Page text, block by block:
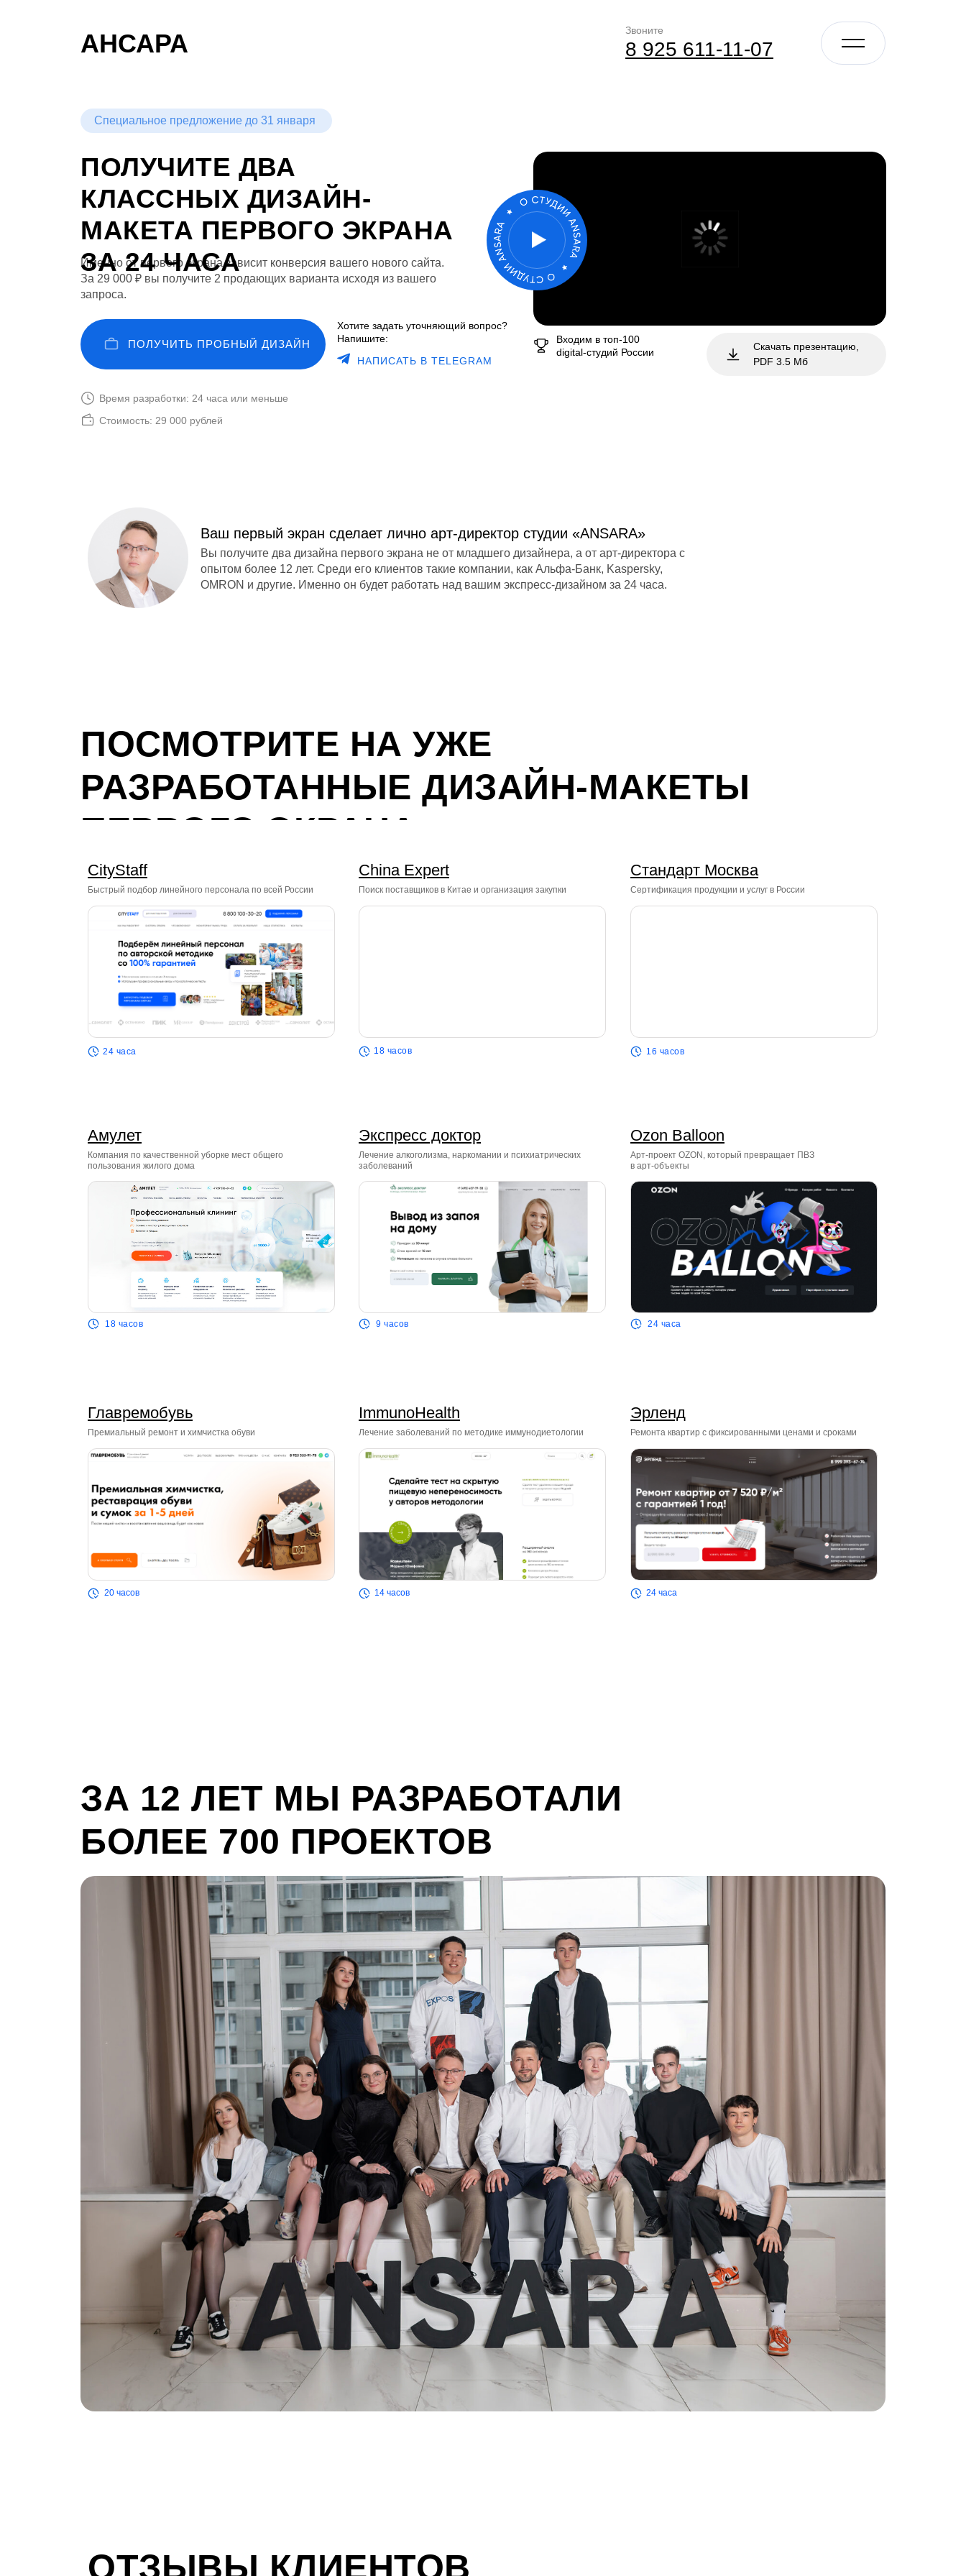
АНСАРА
Именно от первого экрана зависит конверсия вашего нового сайта.
За 29 000 ₽ вы получите 2 продающих варианта исходя из вашего
запроса.
ПОЛУЧИТЬ ПРОБНЫЙ ДИЗАЙН
Стоимость: 29 000 рублей
8 925 611-11-07
Звоните
Скачать презентацию,
PDF 3.5 Мб
Входим в топ-100
digital-студий России
НАПИСАТЬ В TELEGRAM
ПОЛУЧИТЕ ДВА
КЛАССНЫХ ДИЗАЙН-
МАКЕТА ПЕРВОГО ЭКРАНА
ЗА 24 ЧАСА
LET'S GO!
Специальное предложение до 31 января
Ваш первый экран сделает лично арт-директор студии «ANSARA»
Вы получите два дизайна первого экрана не от младшего дизайнера, а от арт-директора с
опытом более 12 лет. Среди его клиентов такие компании, как Альфа-Банк, Kaspersky,
OMRON и другие. Именно он будет работать над вашим экспресс-дизайном за 24 часа.
Хотите задать уточняющий вопрос?
Напишите:
Время разработки: 24 часа или меньше
ПОСМОТРИТЕ НА УЖЕ
РАЗРАБОТАННЫЕ ДИЗАЙН-МАКЕТЫ
ПЕРВОГО ЭКРАНА
CityStaff China Expert Стандарт Москва
16 часов
18 часов
24 часа
Быстрый подбор линейного персонала по всей России Поиск поставщиков в Китае и организация закупки Сертификация продукции и услуг в России
Амулет Экспресс доктор Ozon Balloon
24 часа
9 часов
18 часов
Компания по качественной уборке мест общего
пользования жилого дома
Лечение алкоголизма, наркомании и психиатрических
заболеваний
Арт-проект OZON, который превращает ПВЗ
в арт-объекты
Главремобувь ImmunoHealth Эрленд
24 часа
14 часов
20 часов
Премиальный ремонт и химчистка обуви Лечение заболеваний по методике иммунодиетологии Ремонта квартир с фиксированными ценами и сроками
ЗА 12 ЛЕТ МЫ РАЗРАБОТАЛИ
БОЛЕЕ 700 ПРОЕКТОВ
ЗА 12 ЛЕТ
ОТЗЫВЫ КЛИЕНТОВ